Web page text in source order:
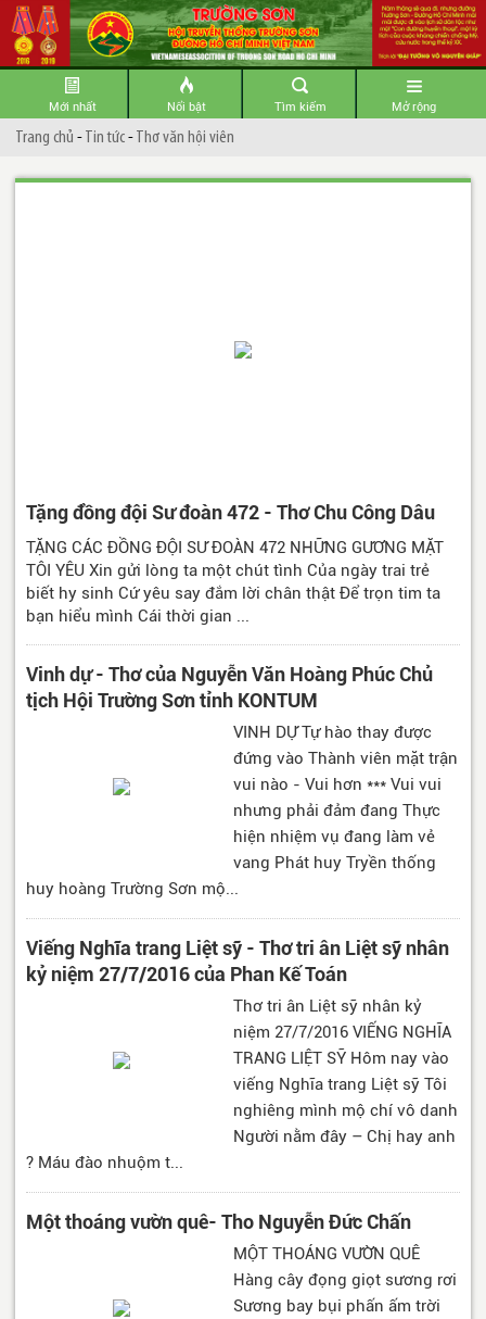
Mới nhất Nổi bật Tìm kiếm Mở rộng
Trang chủ -Tin tức-Thơ văn hội viên
Tặng đồng đội Sư đoàn 472 - Thơ Chu Công Dâu
TẶNG CÁC ĐỒNG ĐỘI SƯ ĐOÀN 472 NHỮNG GƯƠNG MẶT
TÔI YÊU Xin gửi lòng ta một chút tình Của ngày trai trẻ
biết hy sinh Cứ yêu say đắm lời chân thật Để trọn tim ta
bạn hiểu mình Cái thời gian ...
Vinh dự - Thơ của Nguyễn Văn Hoàng Phúc Chủ
tịch Hội Trường Sơn tỉnh KONTUM
VINH DỰ Tự hào thay được
đứng vào Thành viên mặt trận
vui nào - Vui hơn *** Vui vui
nhưng phải đảm đang Thực
hiện nhiệm vụ đang làm vẻ
vang Phát huy Tryền thống
huy hoàng Trường Sơn mộ...
Viếng Nghĩa trang Liệt sỹ - Thơ tri ân Liệt sỹ nhân
kỷ niệm 27/7/2016 của Phan Kế Toán
Thơ tri ân Liệt sỹ nhân kỷ
niệm 27/7/2016 VIẾNG NGHĨA
TRANG LIỆT SỸ Hôm nay vào
viếng Nghĩa trang Liệt sỹ Tôi
nghiêng mình mộ chí vô danh
Người nằm đây – Chị hay anh
? Máu đào nhuộm t...
Một thoáng vườn quê- Tho Nguyễn Đức Chấn
MỘT THOÁNG VƯỜN QUÊ
Hàng cây đọng giọt sương rơi
Sương bay bụi phấn ấm trời